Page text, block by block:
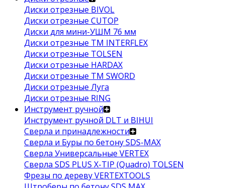
Диски отрезные BIVOL
Диски отрезные CUTOP
Диски для мини-УШМ 76 мм
Диски отрезные ТМ INTERFLEX
Диски отрезные TOLSEN
Диски отрезные HARDAX
Диски отрезные ТМ SWORD
Диски отрезные Луга
Диски отрезные RING
Инструмент ручной
Инструмент ручной DLT и BIHUI
Сверла и принадлежности
Сверла и Буры по бетону SDS-MAX
Сверла Универсальные VERTEX
Сверла SDS PLUS X-TIP (Quadro) TOLSEN
Фрезы по дереву VERTEXTOOLS